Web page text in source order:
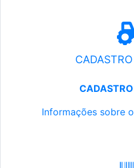
Informações sobre